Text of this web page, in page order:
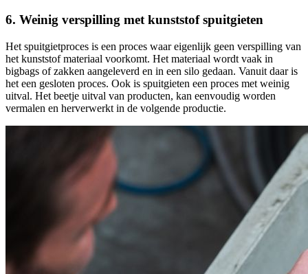
6. Weinig verspilling met kunststof spuitgieten
Het spuitgietproces is een proces waar eigenlijk geen verspilling van
het kunststof materiaal voorkomt. Het materiaal wordt vaak in
bigbags of zakken aangeleverd en in een silo gedaan. Vanuit daar is
het een gesloten proces. Ook is spuitgieten een proces met weinig
uitval. Het beetje uitval van producten, kan eenvoudig worden
vermalen en herverwerkt in de volgende productie.